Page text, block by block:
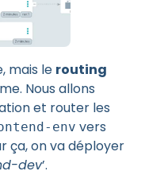
mais le routing
Nous allons
et router les
env vers
ça, on va déployer
dev’.